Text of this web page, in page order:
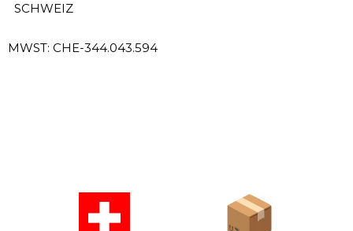
SCHWEIZ
MWST: CHE-344.043.594